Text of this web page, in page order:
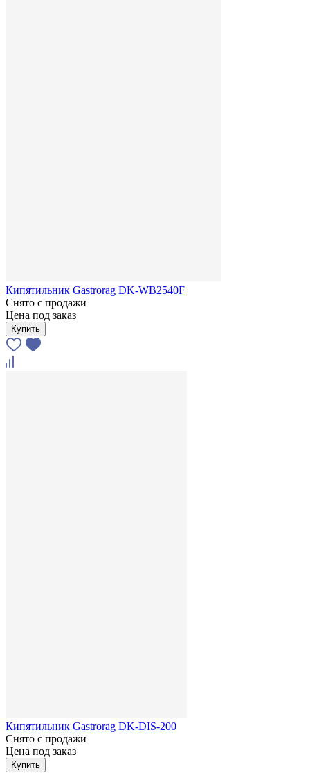
Кипятильник Gastrorag DK-WB2540F
Снято с продажи
Цена под заказ
Купить
Кипятильник Gastrorag DK-DIS-200
Снято с продажи
Цена под заказ
Купить